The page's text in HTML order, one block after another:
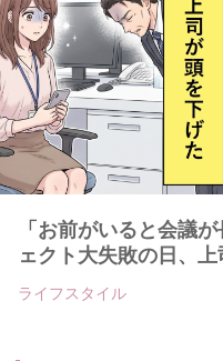
「お前がいると会議
ェクト大失敗の日、
ライフスタイル